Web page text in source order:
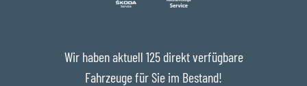
Wir haben aktuell 125 direkt verfügbare
Fahrzeuge für Sie im Bestand!